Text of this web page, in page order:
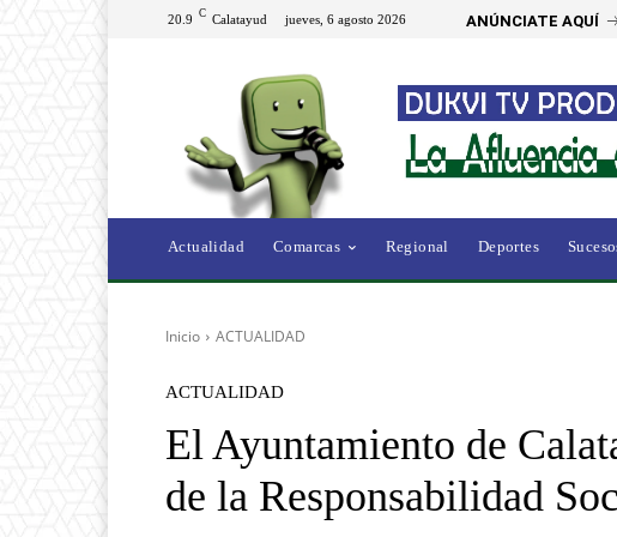
20.9 C Calatayud jueves, 6 agosto 2026 ANÚNCIATE AQUÍ
Actualidad Comarcas Regional Deportes
Inicio ACTUALIDAD
ACTUALIDAD
El Ayuntamiento de
de la Responsabilidad